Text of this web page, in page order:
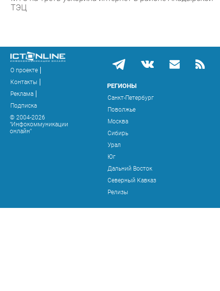
ТЭЦ
О проекте
Контакты
Реклама
Подписка
© 2004-2026
"Инфокоммуникации
онлайн"
РЕГИОНЫ
Санкт-Петербург
Поволжье
Москва
Сибирь
Урал
Юг
Дальний Восток
Северный Кавказ
Релизы